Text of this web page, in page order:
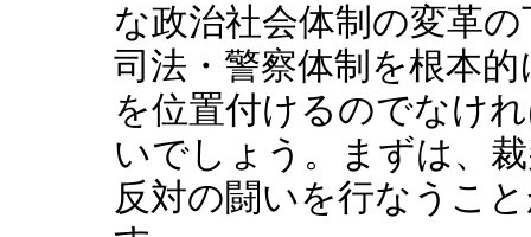
な政治社会体制の変革
司法・警察体制を根本
を位置付けるのでなけ
いでしょう。まずは、
反対の闘いを行なうこ